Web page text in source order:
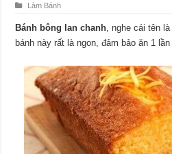
Làm Bánh
Bánh bông lan chanh , nghe cái tên
bánh này rất là ngon, đảm bảo ăn 1 lần